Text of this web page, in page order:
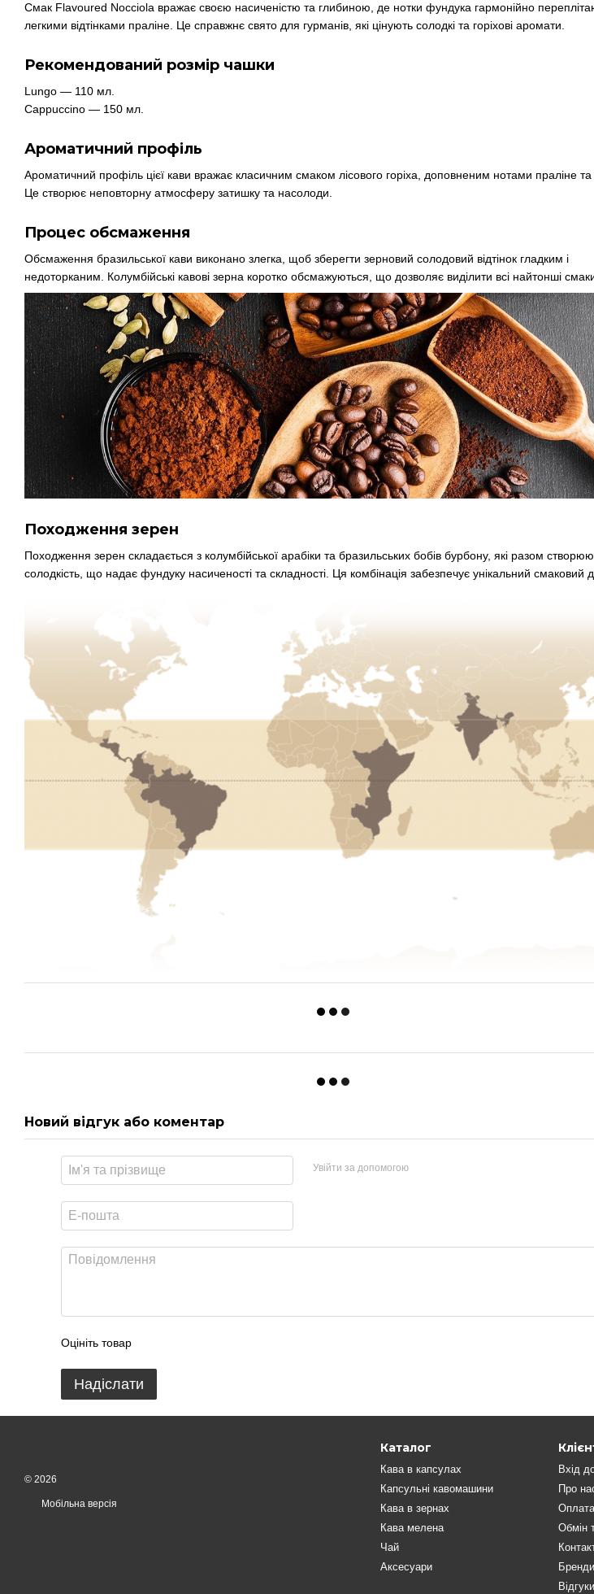
Смак Flavoured Nocciola вражає своєю насиченістю та глибиною, де нотки фундука гармонійно
легкими відтінками праліне. Це справжнє свято для гурманів, які цінують солодкі та горіхові аромати.
Рекомендований розмір чашки
Lungo — 110 мл.
Cappuccino — 150 мл.
Ароматичний профіль
Ароматичний профіль цієї кави вражає класичним смаком лісового горіха, доповненим нотами праліне та
Це створює неповторну атмосферу затишку та насолоди.
Процес обсмаження
Обсмаження бразильської кави виконано злегка, щоб зберегти зерновий солодовий відтінок гладким і
недоторканим. Колумбійські кавові зерна коротко обсмажуються, що дозволяє виділити всі найтонші
Походження зерен
Походження зерен складається з колумбійської арабіки та бразильських бобів бурбону, які разом
солодкість, що надає фундуку насиченості та складності. Ця комбінація забезпечує унікальний смаковий
Новий відгук або коментар
Увійти за допомогою
Оцініть товар
Надіслати
© 2026
Мобільна версія
Каталог
Кава в капсулах
Капсульні кавомашини
Кава в зернах
Кава мелена
Чай
Аксесуари
Вхід
Про
Обмін
Бренди